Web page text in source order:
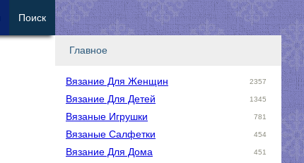
Главное
Вязание Для Женщин 2357
Вязание Для Детей 1345
Вязаные Игрушки 781
Вязаные Салфетки 454
Вязание Для Дома 451
Поиск